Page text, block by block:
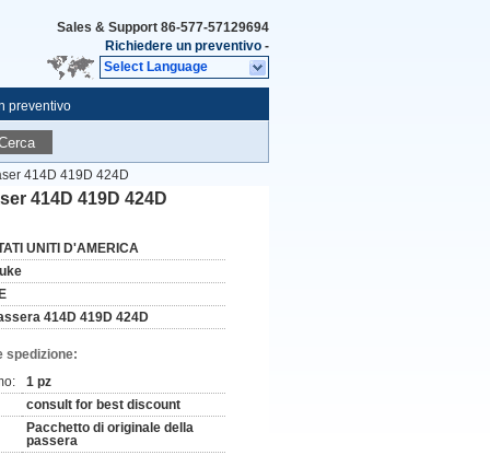
Sales & Support 86-577-57129694
Richiedere un preventivo -
Select Language
preventivo
414D 419D 424D
414D 419D 424D
UNITI D'AMERICA
414D 419D 424D
spedizione:
1 pz
consult for best discount
Pacchetto di originale della
passera